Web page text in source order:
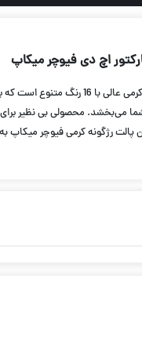
اچ دی فیوچر میکاپ
پالت فیوچر میکاپ یک
شما می‌بخشد. محصولی بی نظیر
رژگونه کرمی فیوچر میکاپ